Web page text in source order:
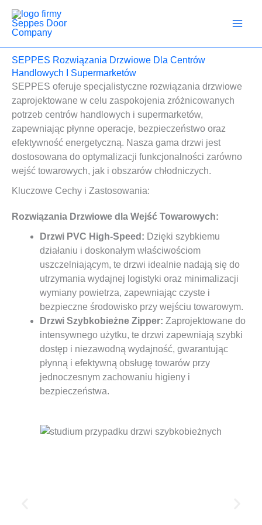
treści
SEPPES Rozwiązania Drzwiowe Dla Centrów
Handlowych I Supermarketów
SEPPES oferuje specjalistyczne rozwiązania drzwiowe
zaprojektowane w celu zaspokojenia zróżnicowanych
potrzeb centrów handlowych i supermarketów,
zapewniając płynne operacje, bezpieczeństwo oraz
efektywność energetyczną. Nasza gama drzwi jest
dostosowana do optymalizacji funkcjonalności zarówno
wejść towarowych, jak i obszarów chłodniczych.
Kluczowe Cechy i Zastosowania:
Rozwiązania Drzwiowe dla Wejść Towarowych:
Drzwi PVC High-Speed: Dzięki szybkiemu
działaniu i doskonałym właściwościom
uszczelniającym, te drzwi idealnie nadają się do
utrzymania wydajnej logistyki oraz minimalizacji
wymiany powietrza, zapewniając czyste i
bezpieczne środowisko przy wejściu towarowym.
Drzwi Szybkobieżne Zipper: Zaprojektowane do
intensywnego użytku, te drzwi zapewniają szybki
dostęp i niezawodną wydajność, gwarantując
płynną i efektywną obsługę towarów przy
jednoczesnym zachowaniu higieny i
bezpieczeństwa.